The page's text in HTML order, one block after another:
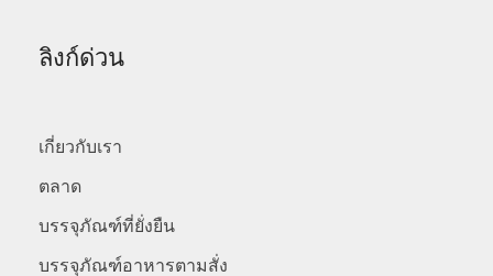
ลิงก์ด่วน
เกี่ยวกับเรา
ตลาด
บรรจุภัณฑ์ที่ยั่งยืน
บรรจุภัณฑ์อาหารตามสั่ง